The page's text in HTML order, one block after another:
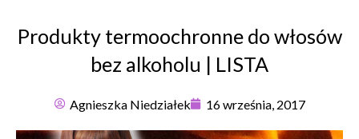
Produkty termoochronne do włosów
bez alkoholu | LISTA
Agnieszka Niedziałek 16 września, 2017